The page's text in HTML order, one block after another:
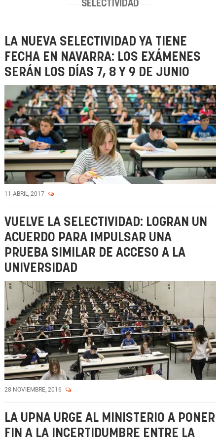
SELECTIVIDAD
LA NUEVA SELECTIVIDAD YA TIENE
FECHA EN NAVARRA: LOS EXÁMENES
SERÁN LOS DÍAS 7, 8 Y 9 DE JUNIO
11 ABRIL, 2017
VUELVE LA SELECTIVIDAD: LOGRAN UN
ACUERDO PARA IMPULSAR UNA
PRUEBA SIMILAR DE ACCESO A LA
UNIVERSIDAD
28 NOVIEMBRE, 2016
LA UPNA URGE AL MINISTERIO A PONER
FIN A LA INCERTIDUMBRE ENTRE LA